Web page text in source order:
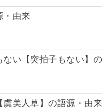
・由来
ない【突拍子もない】の
虞美人草】の語源・由来